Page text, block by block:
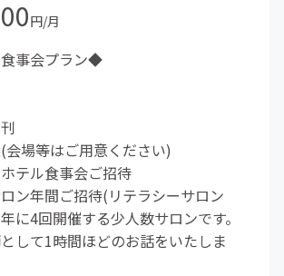
円/月
事会プラン◆
場等はご用意ください)
テル食事会ご招待
ン年間ご招待(リテラシーサロン
に4回開催する少人数サロンです。
して1時間ほどのお話をいたしま